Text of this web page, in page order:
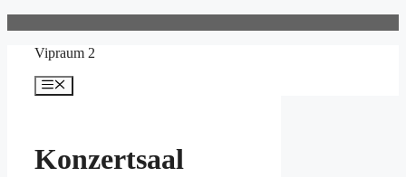
springenVipraum 2
Menü
Konzertsaal